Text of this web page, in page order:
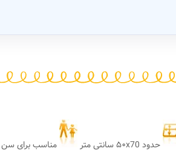
حدود ۵۰x70 سانتی متر
مناسب برای سن ۹ تا ۹۹